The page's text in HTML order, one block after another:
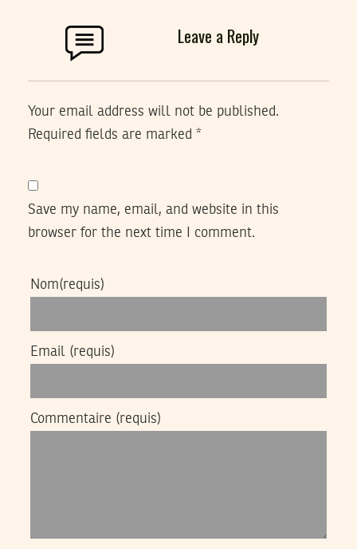
Leave a Reply
Your email address will not be published.
Required fields are marked *
Save my name, email, and website in this
browser for the next time I comment.
Nom(requis)
Email (requis)
Commentaire (requis)